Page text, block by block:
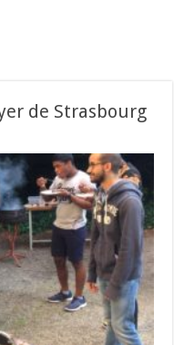
de Strasbourg